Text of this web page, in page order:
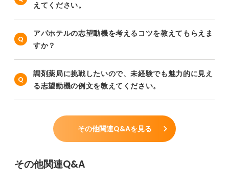
えてください。
アパホテルの志望動機を考えるコツを教えてもらえま
すか？
調剤薬局に挑戦したいので、未経験でも魅力的に見え
る志望動機の例文を教えてください。
その他関連Q&Aを見る
その他関連Q&A